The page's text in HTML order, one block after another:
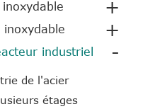
+
+
industriel -
de l'acier
étages